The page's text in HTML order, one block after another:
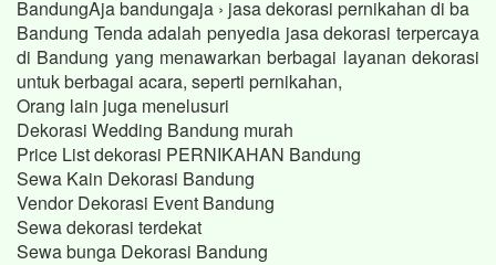
BandungAja bandungaja › jasa dekorasi pernikahan di ba
Bandung Tenda adalah penyedia jasa dekorasi terpercaya
di Bandung yang menawarkan berbagai layanan dekorasi
untuk berbagai acara, seperti pernikahan,
Orang lain juga menelusuri
Dekorasi Wedding Bandung murah
Price List dekorasi PERNIKAHAN Bandung
Sewa Kain Dekorasi Bandung
Vendor Dekorasi Event Bandung
Sewa dekorasi terdekat
Sewa bunga Dekorasi Bandung